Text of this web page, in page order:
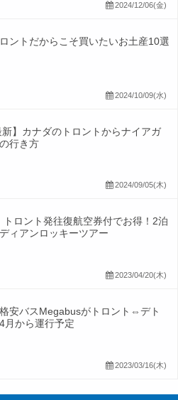
2024/12/06(金)
ントだからこそ買いたいお土産10選
2024/10/09(水)
新】カナダのトロントからナイアガ
行き方
2024/09/05(木)
トロント発往復航空券付でお得！2泊
ィアンロッキーツアー
2023/04/20(木)
安バスMegabusがトロント⇔デト
月から運行予定
2023/03/16(木)